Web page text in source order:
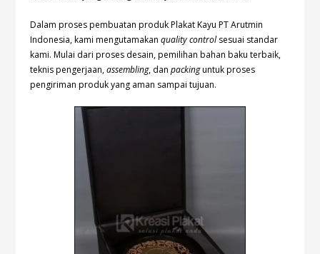
Dalam proses pembuatan produk Plakat Kayu PT Arutmin
Indonesia, kami mengutamakanquality controlsesuai standar
kami. Mulai dari proses desain, pemilihan bahan baku terbaik,
teknis pengerjaan,assembling, danpackinguntuk proses
pengiriman produk yang aman sampai tujuan.